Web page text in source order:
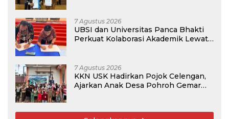
7 Agustus 2026
UBSI dan Universitas Panca Bhakti
Perkuat Kolaborasi Akademik Lewat
7 Agustus 2026
KKN USK Hadirkan Pojok Celengan,
Ajarkan Anak Desa Pohroh Gemar